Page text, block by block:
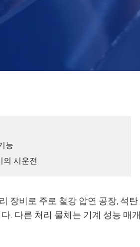
능
의 시운전
장비로 주로 철강 압연 공장, 석
. 다른 처리 물체는 기계 성능 매